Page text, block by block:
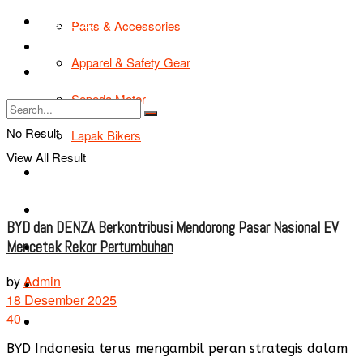
Parts & Accessories
Apparel & Safety Gear
Sepeda Motor
Lapak Bikers
TIPS & TRIK
Bikers Cars
TIPS & TRIK
Tentang Kami
No Result
View All Result
BYD dan DENZA Berkontribusi Mendorong Pasar Nasional EV
Mencetak Rekor Pertumbuhan
byAdmin
18 Desember 2025
40
BYD Indonesia terus mengambil peran strategis dalam